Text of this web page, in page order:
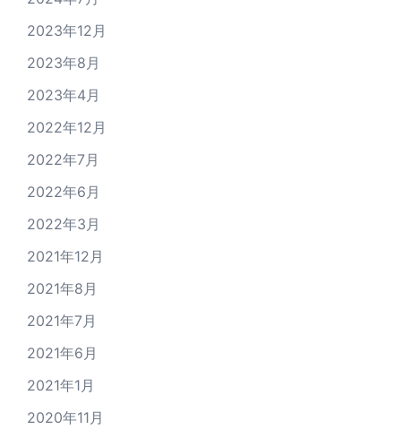
2023年12月
2023年8月
2023年4月
2022年12月
2022年7月
2022年6月
2022年3月
2021年12月
2021年8月
2021年7月
2021年6月
2021年1月
2020年11月